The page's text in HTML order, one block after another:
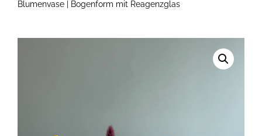
Blumenvase | Bogenform mit Reagenzglas